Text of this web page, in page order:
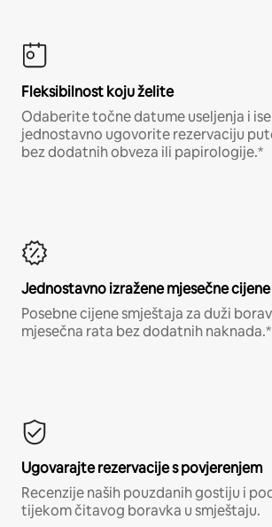
Fleksibilnost koju želite
Odaberite točne datume useljenja i
jednostavno ugovorite rezervaciju
bez dodatnih obveza ili papirologije.*
Jednostavno izražene mjesečne cijene
Posebne cijene smještaja za duži
mjesečna rata bez dodatnih naknada.*
Ugovarajte rezervacije s povjerenjem
Recenzije naših pouzdanih gostiju i
tijekom čitavog boravka u smještaju.